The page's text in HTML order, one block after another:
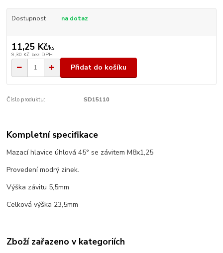
Dostupnost na dotaz
11,25 Kč/ks
9,30 Kč bez DPH
Přidat do košíku
Číslo produktu: SD15110
Kompletní specifikace
Mazací hlavice úhlová 45° se závitem M8x1,25
Provedení modrý zinek.
Výška závitu 5,5mm
Celková výška 23,5mm
Zboží zařazeno v kategoriích